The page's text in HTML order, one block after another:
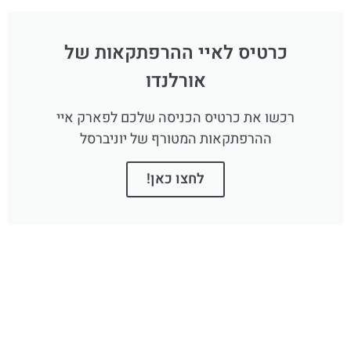
כרטיס לאיי ההרפתקאות של
אורלנדו
רכשו את כרטיס הכניסה שלכם לפארק איי
ההרפתקאות המטורף של יוניברסל
לחצו כאן!